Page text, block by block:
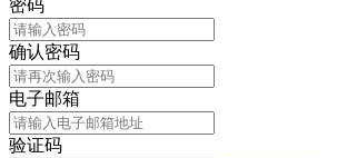
密码
确认密码
电子邮箱
验证码